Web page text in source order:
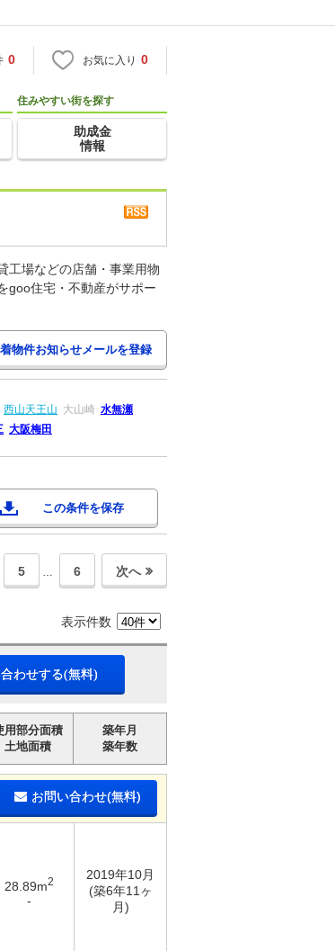
0 お気に入り 0
住みやすい街を探す
助成金
情報
工場などの店舗・事業用物
goo住宅・不動産がサポー
西山天王山 大山崎 水無瀬
大阪梅田
この条件を保存
5 … 6 次へ
表示件数
わせする(無料)
用部分面積
土地面積
築年月
築年数
お問い合わせ(無料)
28.89m2
-
2019年10月
(築6年11ヶ
月)